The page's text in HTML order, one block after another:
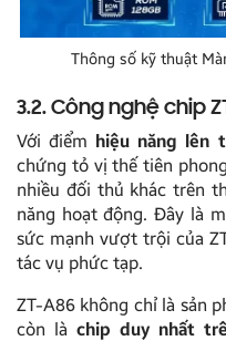
Thông số kỹ thuật
3.2. Công nghệ chip
Với điểm hiệu năng lên
chứng tỏ vị thế tiên
nhiều đối thủ khác trên
năng hoạt động. Đây là
sức mạnh vượt trội của
tác vụ phức tạp.
ZT-A86 không chỉ là sản
còn là chip duy nhất